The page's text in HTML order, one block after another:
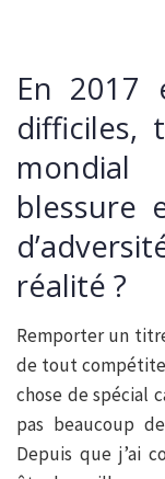
En 2017
difficiles,
blessure
réalité ?
Remporter un
de tout
chose de spécial
pas beaucoup
Depuis que j’ai